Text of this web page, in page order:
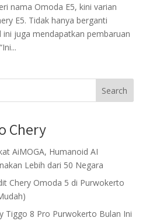
nama Omoda E5, kini varian
E5. Tidak hanya berganti
juga mendapatkan pembaruan
Search
Chery
AiMOGA, Humanoid AI
Lebih dari 50 Negara
Chery Omoda 5 di Purwokerto
Tiggo 8 Pro Purwokerto Bulan Ini